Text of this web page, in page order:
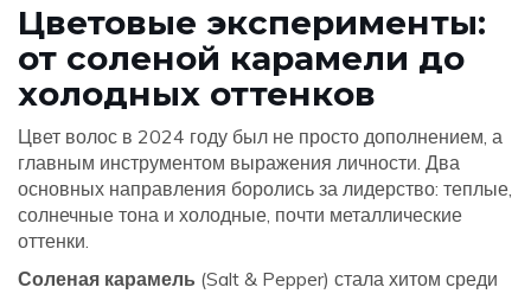
Цветовые эксперименты:
от соленой карамели до
холодных оттенков
Цвет волос в 2024 году был не просто дополнением, а
главным инструментом выражения личности. Два
основных направления боролись за лидерство: теплые,
солнечные тона и холодные, почти металлические
оттенки.
Соленая карамель (Salt & Pepper) стала хитом среди